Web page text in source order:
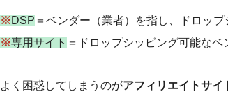
※DSP ＝ベンダー（業者）を指し、ドロッ
※専用サイト ＝ドロップシッピング可能な
よく困惑してしまうのがアフィリエイトサイ